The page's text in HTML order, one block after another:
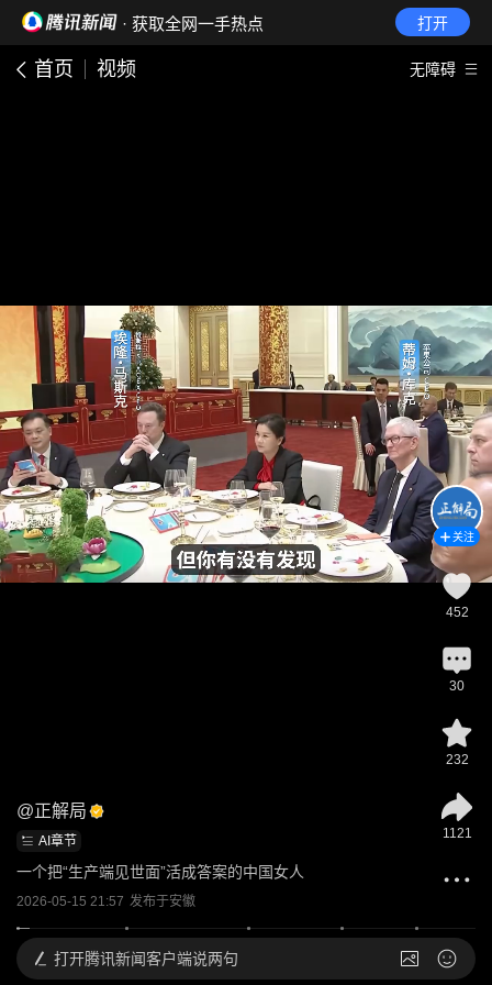
· 获取全网一手热点 打开
首页 视频 无障碍
@正解局
AI章节
一个把“生产端见世面”活成答案的中国女人
2026-05-15 21:57 发布于安徽
关注
452
30
232
1121
打开腾讯新闻客户端说两句